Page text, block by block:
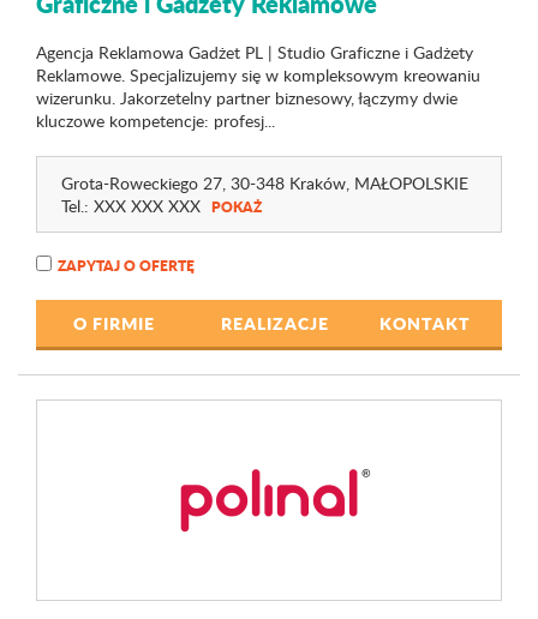
Agencja Reklamowa Gadżet PL | Studio Graficzne i Gadżety
Reklamowe. Specjalizujemy się w kompleksowym kreowaniu
wizerunku. Jakorzetelny partner biznesowy, łączymy dwie
kluczowe kompetencje: profesj...
Grota-Roweckiego 27, 30-348 Kraków, MAŁOPOLSKIE
Tel.: XXX XXX XXX POKAŻ
ZAPYTAJ O OFERTĘ
O FIRMIE REALIZACJE KONTAKT